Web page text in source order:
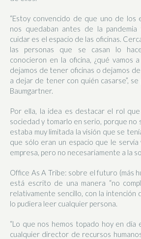
“Estoy convencido de que uno de los
nos quedaban antes de la
cuidar es el espacio de las oficinas.
las personas que se casan lo
conocieron en la oficina, ¿qué vamos
dejamos de tener oficinas o dejamos
a dejar de tener con quién casarse”,
Baumgartner.
Por ella, la idea es destacar el rol
sociedad y tomarlo en serio, porque no
estaba muy limitada la visión que se
que sólo eran un espacio que le servía
empresa, pero no necesariamente a la
Office As A Tribe: sobre el futuro (más
está escrito de una manera “no
relativamente sencillo, con la intención
lo pudiera leer cualquier persona.
“Lo que nos hemos topado hoy en día
cualquier director de recursos